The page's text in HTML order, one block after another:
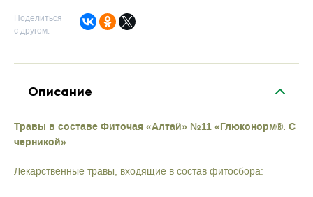
Поделиться
с другом:
Описание
Травы в составе Фиточая «Алтай» №11 «Глюконорм®. С
черникой»
Лекарственные травы, входящие в состав фитосбора: